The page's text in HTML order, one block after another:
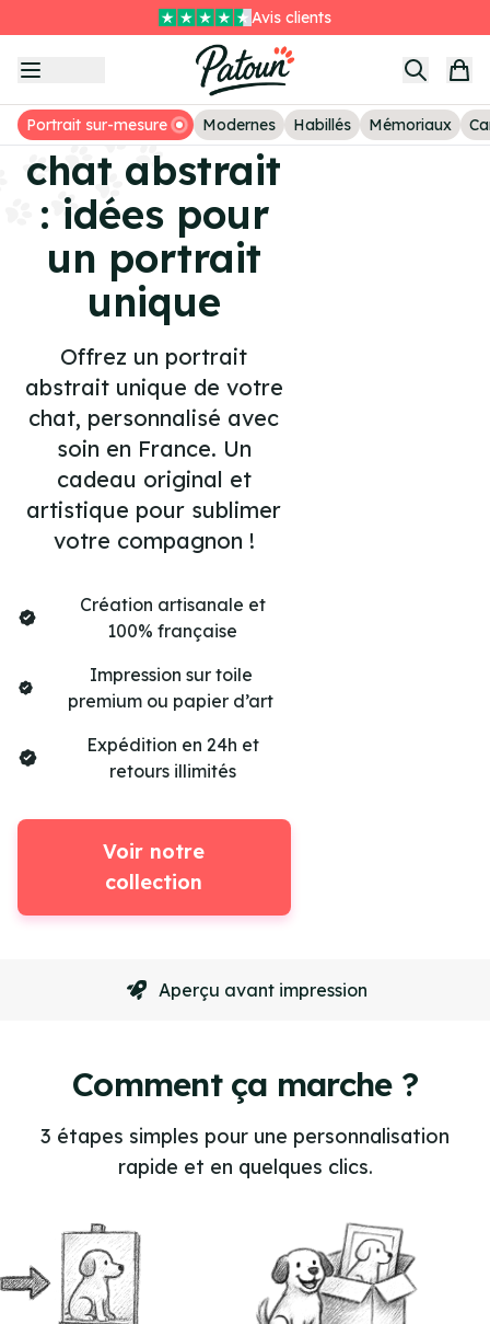
Avis clients
Livraison GRATUITE sans minimum
of
Portrait sur-mesure Modernes Habillés Mémoriaux
Peinture de
chat abstrait
: idées pour
un portrait
unique
Offrez un portrait
abstrait unique de votre
chat, personnalisé avec
soin en France. Un
cadeau original et
artistique pour sublimer
votre compagnon !
Création artisanale et
100% française
Impression sur toile
premium ou papier d’art
Expédition en 24h et
retours illimités
Voir notre
collection
Aperçu avant impression
Comment ça marche ?
3 étapes simples pour une personnalisation
rapide et en quelques clics.